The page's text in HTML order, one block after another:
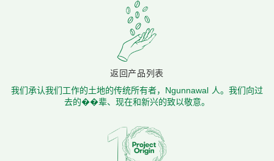
返回产品列表
我们承认我们工作的土地的传统所有者，Ngunnawal 人。我们向过
去的��辈、现在和新兴的致以敬意。